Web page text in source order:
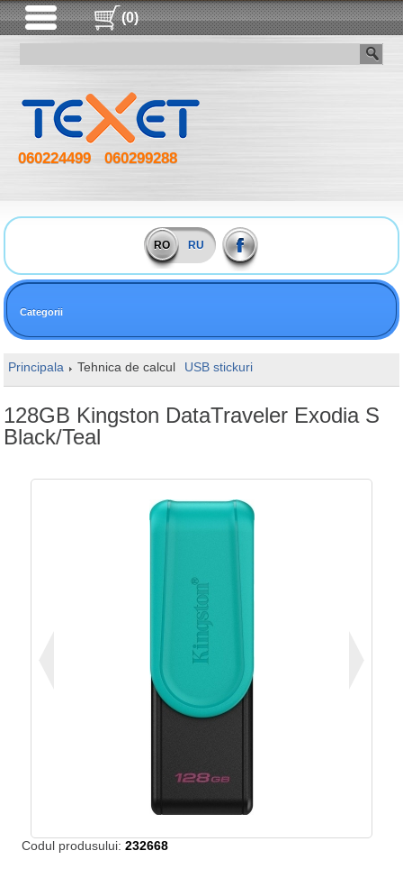
(0)
060224499 060299288
RO RU
Categorii
Principala Tehnica de calcul USB stickuri
128GB Kingston DataTraveler Exodia S
Black/Teal
Codul produsului:232668